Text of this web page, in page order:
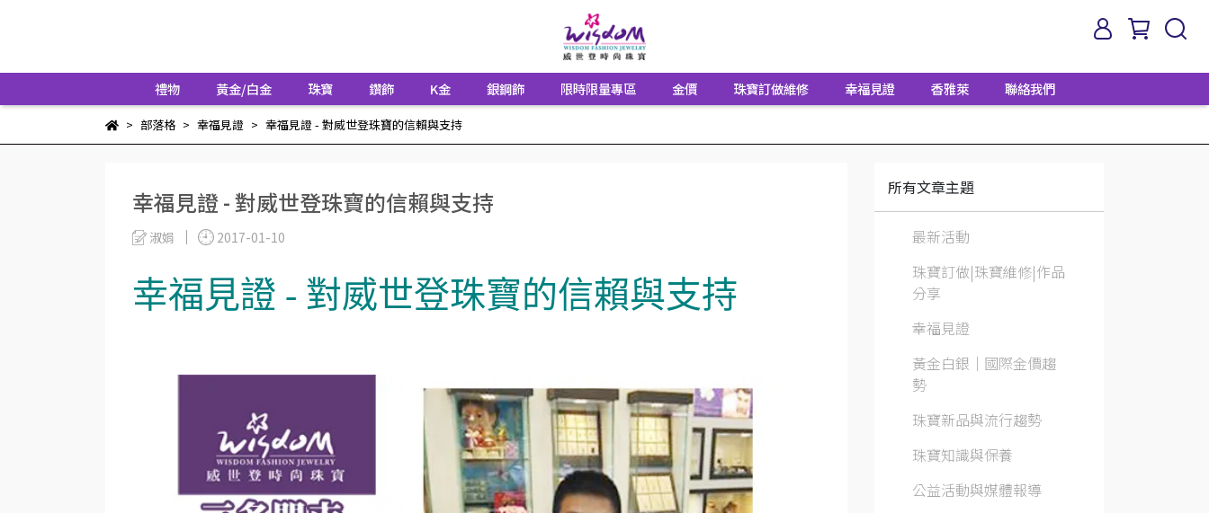
禮物 黃金/白金 珠寶 鑽飾 K金 銀鋼飾 限時限量專區 金價 珠寶訂做維修 幸福見證 香雅萊 聯絡我們
部落格 幸福見證 幸福見證 - 對威世登珠寶的信賴與支持
幸福見證 - 對威世登珠寶的信賴與支持
淑娟 2017-01-10
幸福見證 - 對威世登珠寶的信賴與支持
所有文章主題
最新活動
珠寶訂做|珠寶維修|作品
分享
幸福見證
黃金白銀│國際金價趨
勢
珠寶新品與流行趨勢
珠寶知識與保養
公益活動與媒體報導